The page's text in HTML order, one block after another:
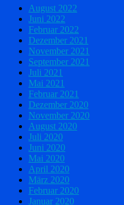
August 2022
Juni 2022
Februar 2022
Dezember 2021
November 2021
September 2021
Juli 2021
Mai 2021
Februar 2021
Dezember 2020
November 2020
August 2020
Juli 2020
Juni 2020
Mai 2020
April 2020
März 2020
Februar 2020
Januar 2020